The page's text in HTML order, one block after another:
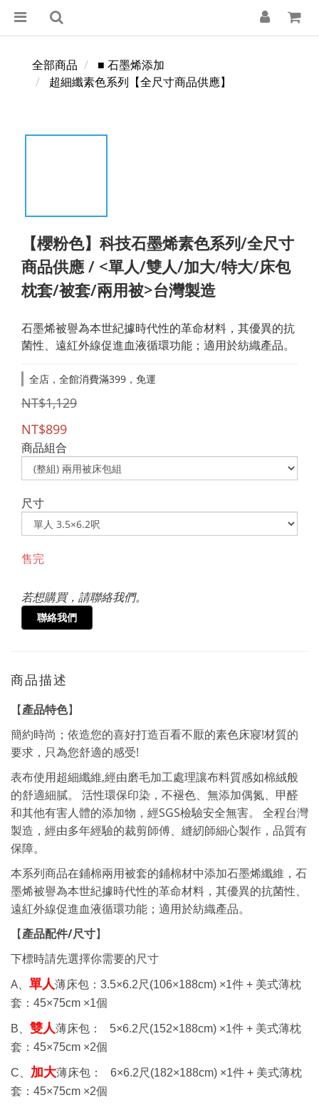
全部商品
■ 石墨烯添加
超細纖素色系列【全尺寸商品供應】
【櫻粉色】科技石墨烯素色系列/全尺寸
商品供應 / <單人/雙人/加大/特大/床包
枕套/被套/兩用被>台灣製造
石墨烯被譽為本世紀據時代性的革命材料，其優異的抗
菌性、遠紅外線促進血液循環功能；適用於紡織產品。
全店，全館消費滿399，免運
NT$1,129
NT$899
商品組合
尺寸
售完
若想購買，請聯絡我們。
聯絡我們
商品描述
【 產品特色】
簡約時尚；依造您的喜好打造百看不厭的素色床寢!材質的
要求，只為您舒適的感受!
表布使用超細纖維,經由磨毛加工處理讓布料質感如棉絨般
的舒適細膩。
活性環保印染，不褪色、無添加偶氮、甲醛
和其他有害人體的添加物，經SGS檢驗安全無害。
全程台灣
製造，經由多年經驗的裁剪師傅、縫紉師細心製作，品質有
保障。
本系列商品在鋪棉兩用被套的鋪棉材中添加石墨烯纖維， 石
墨烯被譽為本世紀據時代性的革命材料，其優異的抗菌性、
遠紅外線促進血液循環功能；適用於紡織產品。
【 產品配件/尺寸】
下標時請先選擇你需要的尺寸
A、 單人薄床包： 3.5×6.2尺 (106×188cm) ×1件 + 美式薄枕
套： 45×75cm ×1個
B、 雙人薄床包： 5×6.2尺 (152×188cm) ×1件 + 美式薄枕
套： 45×75cm ×2個
C、 加大薄床包： 6×6.2尺 (182×188cm) ×1件 + 美式薄枕
套： 45×75cm ×2個